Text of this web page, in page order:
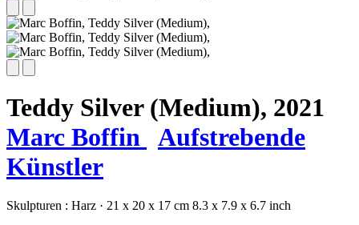
Teddy Silver (Medium), 2021
Marc Boffin
Aufstrebende
Künstler
Skulpturen : Harz · 21 x 20 x 17 cm 8.3 x 7.9 x 6.7 inch